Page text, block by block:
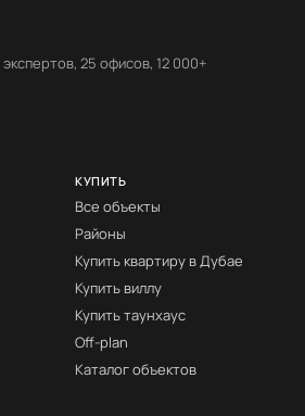
25 офисов, 12 000+
КУПИТЬ
Все объекты
Районы
Купить квартиру в Дубае
Купить виллу
Купить таунхаус
Off-plan
Каталог объектов